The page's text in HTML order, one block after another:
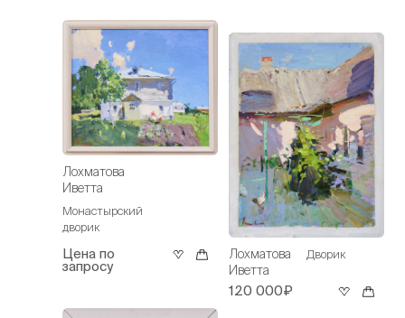
Лохматова
Иветта
Монастырский
дворик
Цена по
запросу
Лохматова
Иветта
Дворик
120 000₽